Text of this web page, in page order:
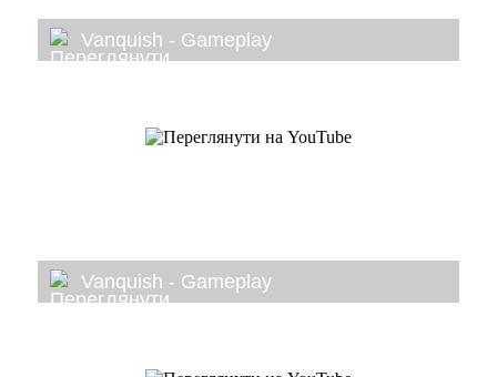
Vanquish - Gameplay
Vanquish - Gameplay